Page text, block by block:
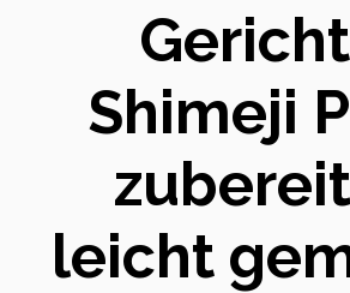
Shimeji
leicht